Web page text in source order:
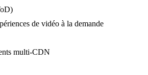
de vidéo à la demande
multi-CDN